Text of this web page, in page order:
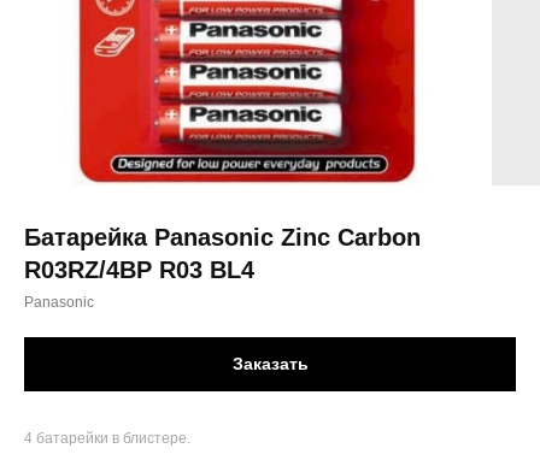
Батарейка Panasonic Zinc Carbon
R03RZ/4BP R03 BL4
Panasonic
Заказать
4 батарейки в блистере.